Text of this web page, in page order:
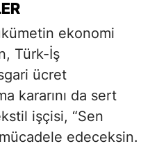
ekonomi
Türk-İş
ücret
kararını da sert
işçisi, “Sen
edeceksin.